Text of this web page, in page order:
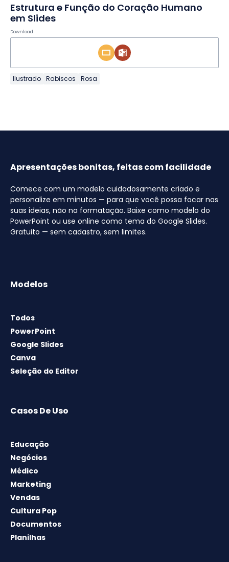
Estrutura e Função do Coração Humano
em Slides
Download
Ilustrado Rabiscos Rosa
Apresentações bonitas, feitas com facilidade
Comece com um modelo cuidadosamente criado e
personalize em minutos — para que você possa focar nas
suas ideias, não na formatação. Baixe como modelo do
PowerPoint ou use online como tema do Google Slides.
Gratuito — sem cadastro, sem limites.
Modelos
Todos
PowerPoint
Google Slides
Canva
Seleção do Editor
Casos De Uso
Educação
Negócios
Médico
Marketing
Vendas
Cultura Pop
Documentos
Planilhas